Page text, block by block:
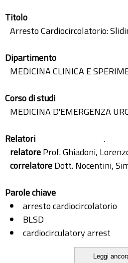
Titolo
Arresto Cardiocircolatorio:
Dipartimento
MEDICINA CLINICA E
Corso di studi
MEDICINA D'EMERGENZA
Relatori
.
relatoreProf. Ghiadoni,
correlatoreDott. Nocentini,
Parole chiave
arresto cardiocircolatorio
BLSD
cardiocirculatory arrest
cardiopulmonary
Leggi